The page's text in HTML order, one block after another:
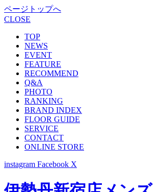
ページトップへ
CLOSE
TOP
NEWS
EVENT
FEATURE
RECOMMEND
Q&A
PHOTO
RANKING
BRAND INDEX
FLOOR GUIDE
SERVICE
CONTACT
ONLINE STORE
instagram Facebook X